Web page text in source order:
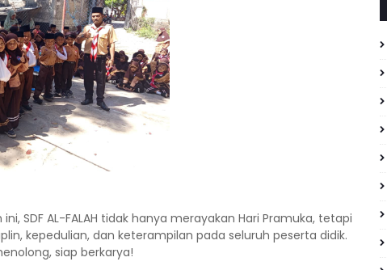
SDF AL-FALAH tidak hanya merayakan Hari Pramuka, tetapi
kepedulian, dan keterampilan pada seluruh peserta didik.
siap berkarya!